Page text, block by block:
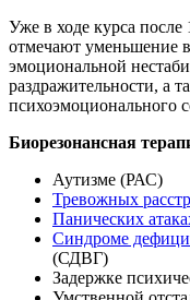
Уже в ходе курса
отмечают уменьшение
эмоциональной
раздражительности, а
психоэмоционального
Биорезонансная
Аутизме (РАС)
Тревожных
Панических
Синдроме
(СДВГ)
Задержке